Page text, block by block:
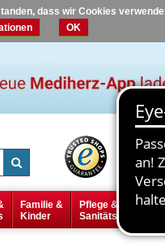
dass wir Cookies
OK
Hilfe
Familie &
Kinder
Pflege &
Sanitätsbedarf